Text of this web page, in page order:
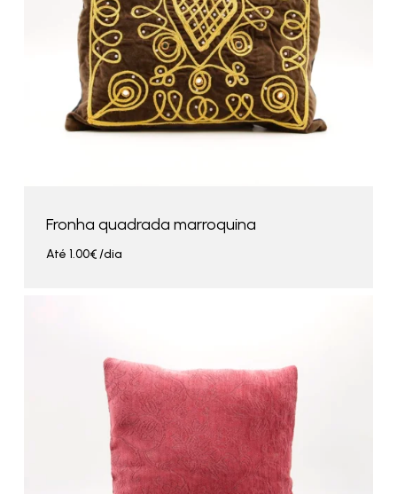
Fronha quadrada marroquina
Até 1.00€/dia